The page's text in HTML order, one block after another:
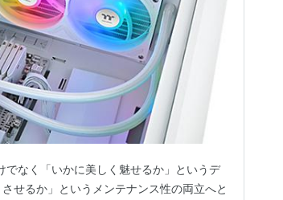
でなく「いかに美しく魅せるか」というデ
せるか」というメンテナンス性の両立へと